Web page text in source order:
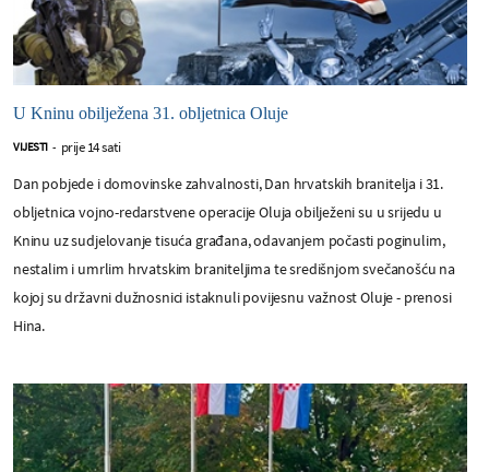
U Kninu obilježena 31. obljetnica Oluje
VIJESTI - prije 14 sati
Dan pobjede i domovinske zahvalnosti, Dan hrvatskih branitelja i 31.
obljetnica vojno-redarstvene operacije Oluja obilježeni su u srijedu u
Kninu uz sudjelovanje tisuća građana, odavanjem počasti poginulim,
nestalim i umrlim hrvatskim braniteljima te središnjom svečanošću na
kojoj su državni dužnosnici istaknuli povijesnu važnost Oluje - prenosi
Hina.